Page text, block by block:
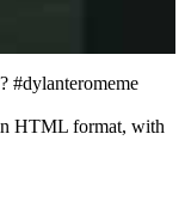
#dylanteromeme
HTML format, with